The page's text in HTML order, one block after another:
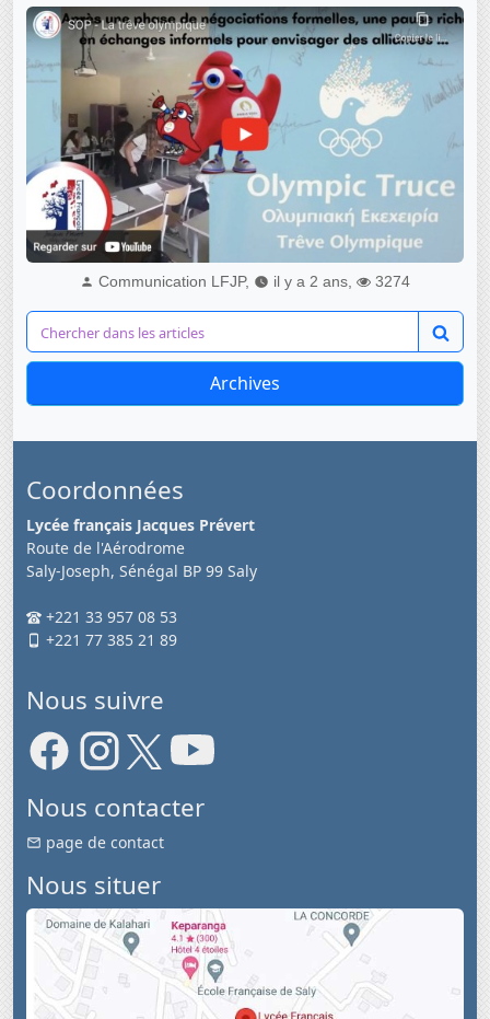
Communication LFJP, il y a 2 ans, 3274
Archives
Coordonnées
Lycée français Jacques Prévert
Route de l'Aérodrome
Saly-Joseph, Sénégal BP 99 Saly
+221 33 957 08 53
+221 77 385 21 89
Nous suivre
Nous contacter
page de contact
Nous situer